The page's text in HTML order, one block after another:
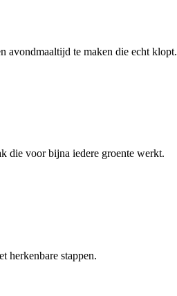
avondmaaltijd te maken die echt klopt.
die voor bijna iedere groente werkt.
herkenbare stappen.